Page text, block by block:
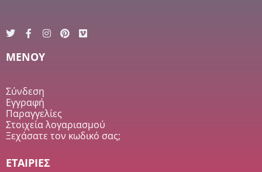
MENOY
Σύνδεση
Εγγραφή
Παραγγελίες
Στοιχεία λογαριασμού
Ξεχάσατε τον κωδικό σας;
ΕΤΑΙΡΙΕΣ